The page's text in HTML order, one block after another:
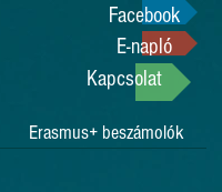
Facebook
E-napló
Kapcsolat
Erasmus+ beszámolók